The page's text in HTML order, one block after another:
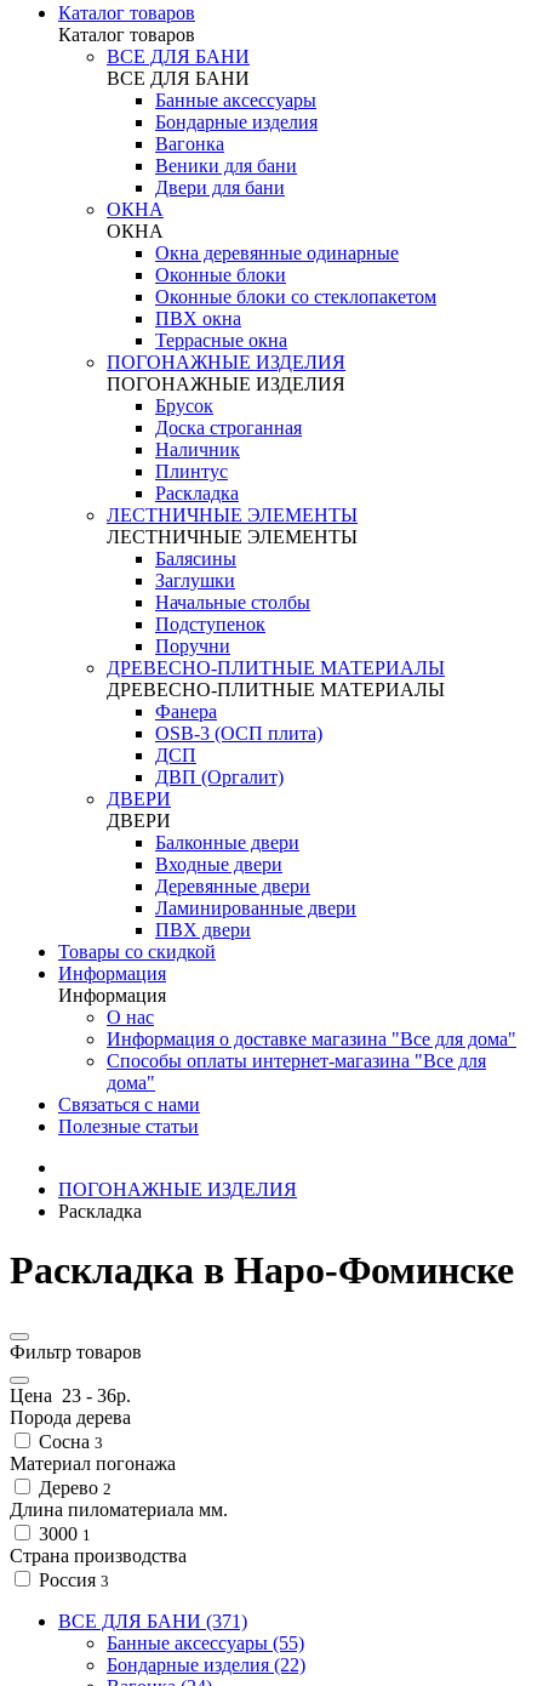
Каталог товаров
Каталог товаров
ВСЕ ДЛЯ БАНИ
ВСЕ ДЛЯ БАНИ
Банные аксессуары
Бондарные изделия
Вагонка
Веники для бани
Двери для бани
ОКНА
ОКНА
Окна деревянные одинарные
Оконные блоки
Оконные блоки со стеклопакетом
ПВХ окна
Террасные окна
ПОГОНАЖНЫЕ ИЗДЕЛИЯ
ПОГОНАЖНЫЕ ИЗДЕЛИЯ
Брусок
Доска строганная
Наличник
Плинтус
Раскладка
ЛЕСТНИЧНЫЕ ЭЛЕМЕНТЫ
ЛЕСТНИЧНЫЕ ЭЛЕМЕНТЫ
Балясины
Заглушки
Начальные столбы
Подступенок
Поручни
ДРЕВЕСНО-ПЛИТНЫЕ МАТЕРИАЛЫ
ДРЕВЕСНО-ПЛИТНЫЕ МАТЕРИАЛЫ
Фанера
OSB-3 (ОСП плита)
ДСП
ДВП (Оргалит)
ДВЕРИ
ДВЕРИ
Балконные двери
Входные двери
Деревянные двери
Ламинированные двери
ПВХ двери
Товары со скидкой
Информация
Информация
О нас
Информация о доставке магазина "Все для дома"
Способы оплаты интернет-магазина "Все для
дома"
Связаться с нами
Полезные статьи
ПОГОНАЖНЫЕ ИЗДЕЛИЯ
Раскладка
Раскладка в Наро-Фоминске
Фильтр товаров
Цена 23 - 36р.
Порода дерева
Сосна 3
Материал погонажа
Дерево 2
Длина пиломатериала мм.
3000 1
Страна производства
Россия 3
ВСЕ ДЛЯ БАНИ (371)
Банные аксессуары (55)
Бондарные изделия (22)